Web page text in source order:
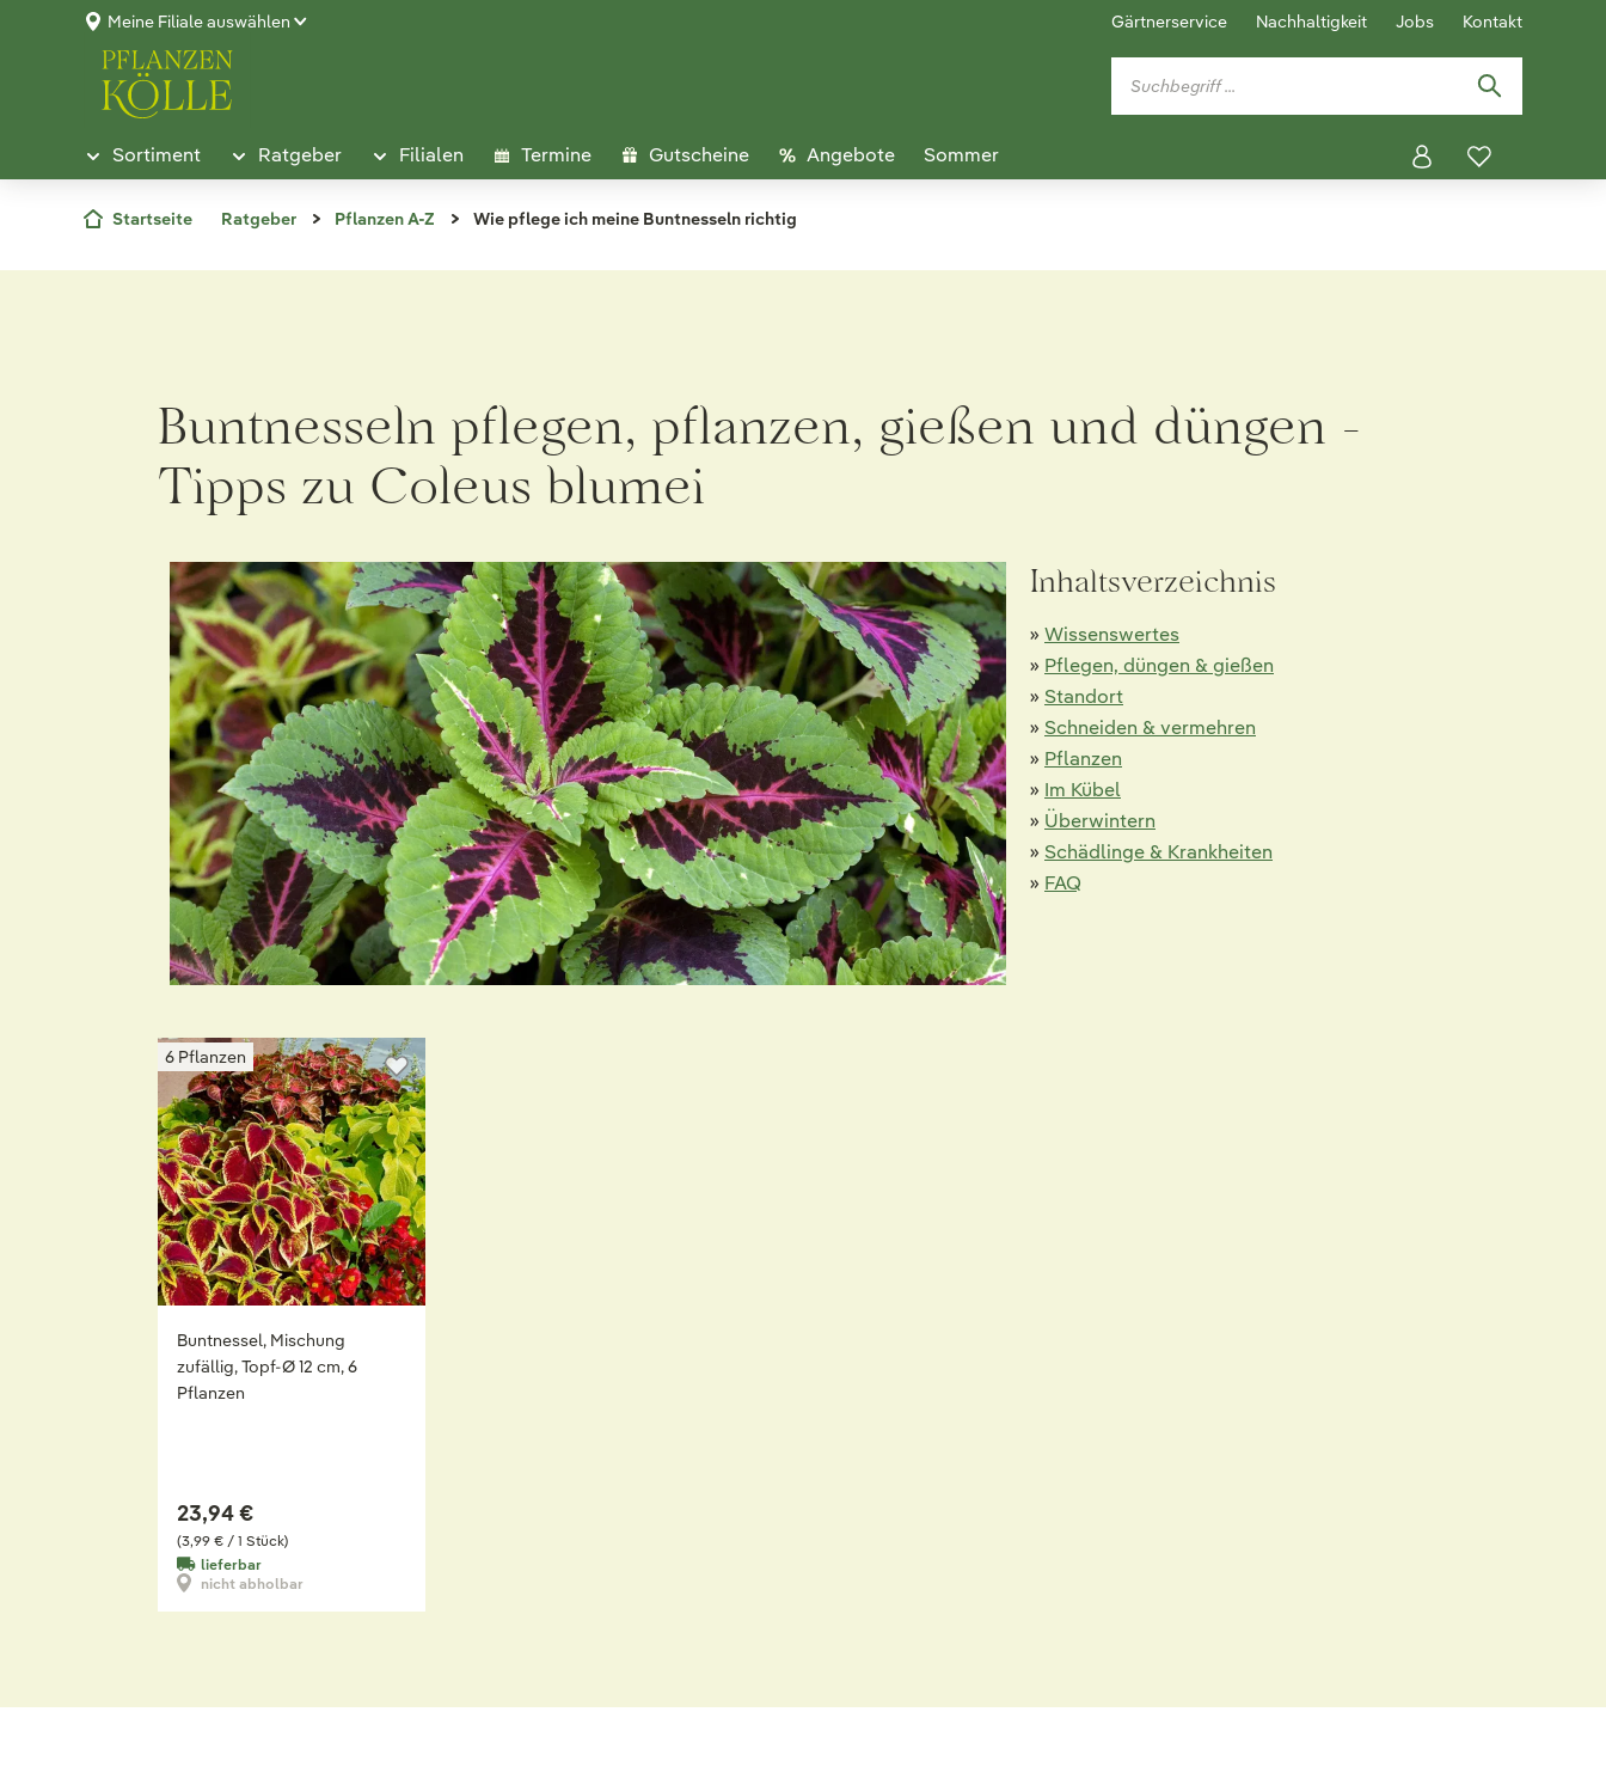
Meine Filiale auswählen Gärtnerservice Nachhaltigkeit Jobs Kontakt
Sortiment Ratgeber Filialen Termine Gutscheine Angebote Sommer
Startseite Ratgeber Pflanzen A-Z Wie pflege ich meine Buntnesseln richtig
Buntnesseln pflegen, pflanzen, gießen und düngen -
Tipps zu Coleus blumei
Inhaltsverzeichnis
» Wissenswertes
» Pflegen, düngen & gießen
» Standort
» Schneiden & vermehren
» Pflanzen
» Im Kübel
» Überwintern
» Schädlinge & Krankheiten
» FAQ
6 Pflanzen
Buntnessel, Mischung
zufällig, Topf-Ø 12 cm, 6
Pflanzen
(3,99 € / 1 Stück)
23,94 €
lieferbar
nicht abholbar